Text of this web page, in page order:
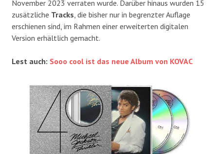
November 2023 verraten wurde. Darüber hinaus wurden 15
zusätzliche Tracks , die bisher nur in begrenzter Auflage
erschienen sind, im Rahmen einer erweiterten digitalen
Version erhältlich gemacht.
Lest auch: Sooo cool ist das neue Album von KOVAC